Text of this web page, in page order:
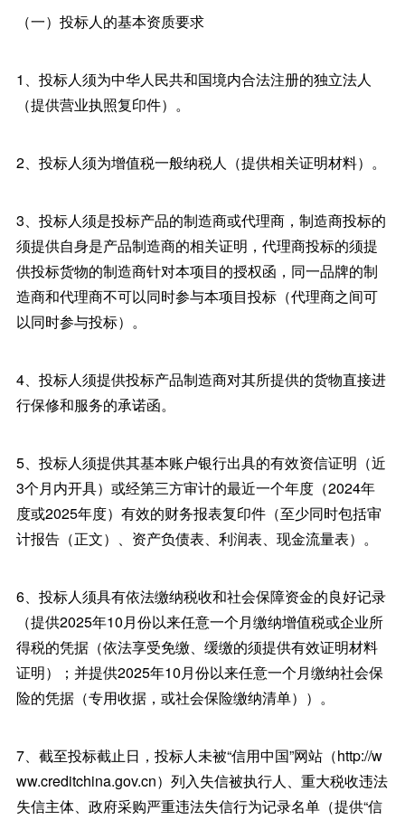
（一）投标人的基本资质要求
1、投标人须为中华人民共和国境内合法注册的独立法人
（提供营业执照复印件）。
2、投标人须为增值税一般纳税人（提供相关证明材料）。
3、投标人须是投标产品的制造商或代理商，制造商投标的
须提供自身是产品制造商的相关证明，代理商投标的须提
供投标货物的制造商针对本项目的授权函，同一品牌的制
造商和代理商不可以同时参与本项目投标（代理商之间可
以同时参与投标）。
4、投标人须提供投标产品制造商对其所提供的货物直接进
行保修和服务的承诺函。
5、投标人须提供其基本账户银行出具的有效资信证明（近
3个月内开具）或经第三方审计的最近一个年度（2024年
度或2025年度）有效的财务报表复印件（至少同时包括审
计报告（正文）、资产负债表、利润表、现金流量表）。
6、投标人须具有依法缴纳税收和社会保障资金的良好记录
（提供2025年10月份以来任意一个月缴纳增值税或企业所
得税的凭据（依法享受免缴、缓缴的须提供有效证明材料
证明）；并提供2025年10月份以来任意一个月缴纳社会保
险的凭据（专用收据，或社会保险缴纳清单））。
7、截至投标截止日，投标人未被“信用中国”网站（http://w
ww.creditchina.gov.cn）列入失信被执行人、重大税收违法
失信主体、政府采购严重违法失信行为记录名单（提供“信